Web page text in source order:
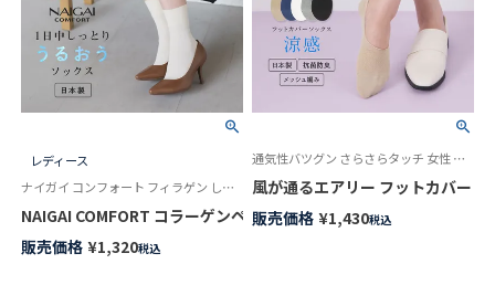
レディース
ナイガイ コンフォート フィラゲン しっとりとした肌ざわり 日本製 女性 婦人 靴下
NAIGAI COMFORT コラーゲンペプチド配合 FILAGEN ワイドくち
販売価格 ¥1,320税込
通気性バツグン さらさらタッチ 女性 婦人 靴下 カバーソックス 日本製
風が通るエアリー フットカバー
販売価格 ¥1,430税込